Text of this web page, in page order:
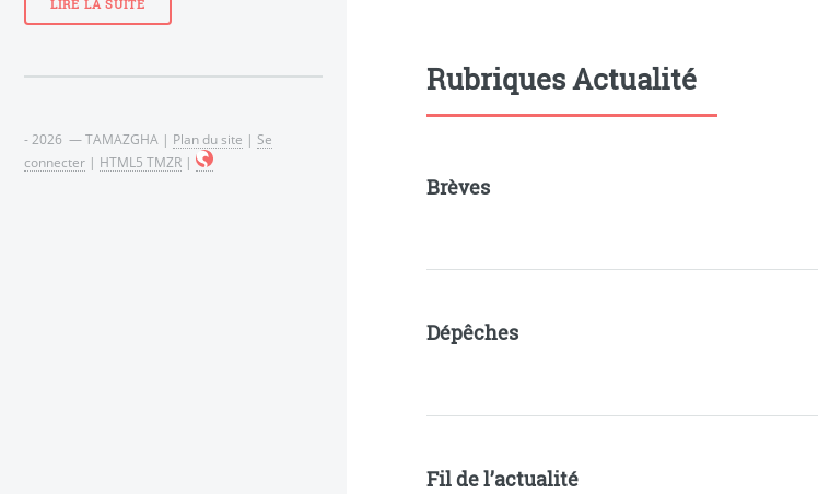
Rubriques Actualité
Brèves
Dépêches
Fil de l’actualité
LIRE LA SUITE
- 2026 — TAMAZGHA | Plan du site | Se
connecter | HTML5 TMZR |